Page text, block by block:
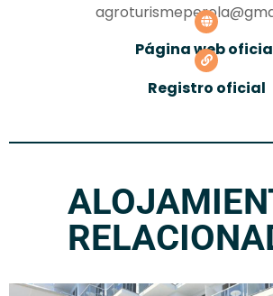
Página web
Registro oficial